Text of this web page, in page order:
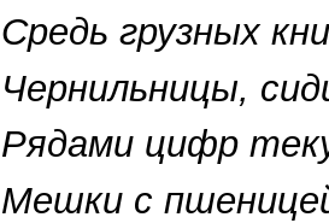
Средь грузных
Чернильницы,
Рядами цифр
Мешки с